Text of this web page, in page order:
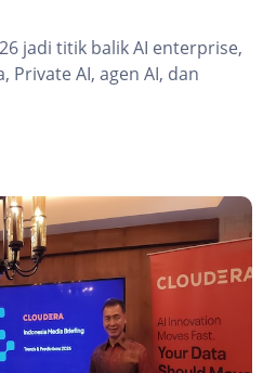
jadi titik balik AI enterprise,
Private AI, agen AI, dan